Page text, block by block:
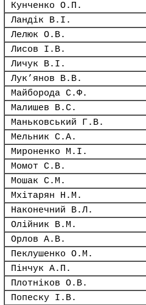
Кунченко О.П.
Ландік В.І.
Лелюк О.В.
Лисов І.В.
Личук В.І.
Лук’янов В.В.
Майборода С.Ф.
Малишев В.С.
Маньковський Г.В.
Мельник С.А.
Мироненко М.І.
Момот С.В.
Мошак С.М.
Мхітарян Н.М.
Наконечний В.Л.
Олійник В.М.
Орлов А.В.
Пеклушенко О.М.
Пінчук А.П.
Плотніков О.В.
Попеску І.В.